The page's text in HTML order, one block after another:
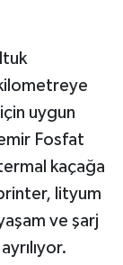
uygun
Fosfat
termal kaçağa
lityum
ve şarj